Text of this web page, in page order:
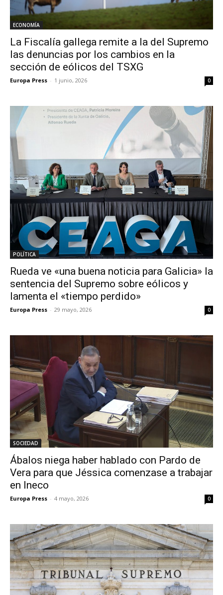
ECONOMÍA
La Fiscalía gallega remite a la del Supremo
las denuncias por los cambios en la
sección de eólicos del TSXG
Europa Press - 1 junio, 2026 0
POLÍTICA
Rueda ve «una buena noticia para Galicia» la
sentencia del Supremo sobre eólicos y
lamenta el «tiempo perdido»
Europa Press - 29 mayo, 2026 0
SOCIEDAD
Ábalos niega haber hablado con Pardo de
Vera para que Jéssica comenzase a trabajar
en Ineco
Europa Press - 4 mayo, 2026 0